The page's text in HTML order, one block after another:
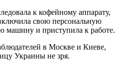
к кофейному аппарату,
свою персональную
машину и приступила к работе.
в Москве и Киеве,
Украины не зря.